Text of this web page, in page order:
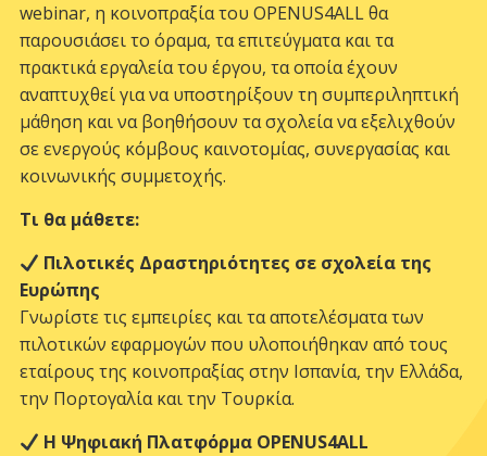
webinar, η κοινοπραξία του OPENUS4ALL θα
παρουσιάσει το όραμα, τα επιτεύγματα και τα
πρακτικά εργαλεία του έργου, τα οποία έχουν
αναπτυχθεί για να υποστηρίξουν τη συμπεριληπτική
μάθηση και να βοηθήσουν τα σχολεία να εξελιχθούν
σε ενεργούς κόμβους καινοτομίας, συνεργασίας και
κοινωνικής συμμετοχής.
Τι θα μάθετε:
Πιλοτικές Δραστηριότητες σε σχολεία της
Ευρώπης
Γνωρίστε τις εμπειρίες και τα αποτελέσματα των
πιλοτικών εφαρμογών που υλοποιήθηκαν από τους
εταίρους της κοινοπραξίας στην Ισπανία, την Ελλάδα,
την Πορτογαλία και την Τουρκία.
Η Ψηφιακή Πλατφόρμα OPENUS4ALL